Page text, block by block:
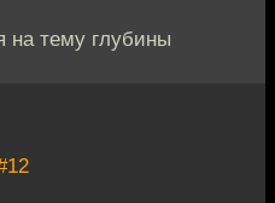
на тему глубины